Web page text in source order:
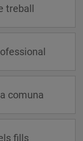
treball
comuna
fills